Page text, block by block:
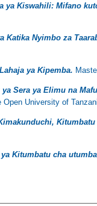
ya Kiswahili: Mifano
Katika Nyimbo za
ya Kipemba.
Sera ya Elimu na
University of
Kitumbatu cha